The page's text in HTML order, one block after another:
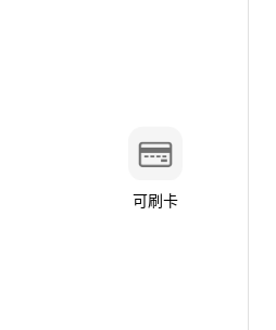
可刷卡